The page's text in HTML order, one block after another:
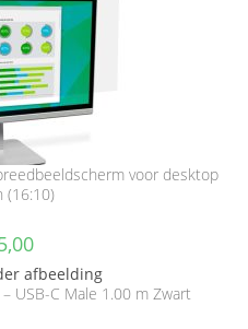
voor desktop
(16:10)
USB-C Male 1.00 m Zwart